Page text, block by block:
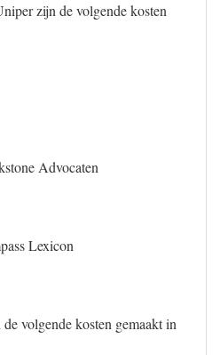
zijn de volgende kosten
Advocaten
Lexicon
volgende kosten gemaakt in